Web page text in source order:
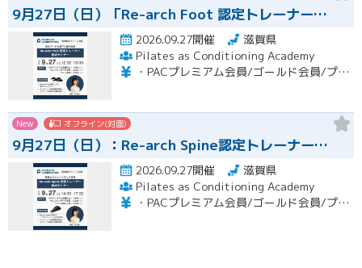
9月27日（日）「Re-arch Foot 認定トレーナー…
2026.09.27開催
滋賀県
Pilates as Conditioning Academy
・PACプレミアム会員/ゴールド会員/プラチナ会員：9,900円（税込） ・PACスタンダード会員：13,200円（税込） ・フリー会員：16,500円（税込）
New オフライン(対面)
9月27日（日）：Re-arch Spine認定トレーナー…
2026.09.27開催
滋賀県
Pilates as Conditioning Academy
・PACプレミアム会員/ゴールド会員/プラチナ会員：9,900円（税込） ・PACスタンダード会員：13,200円（税込） ・フリー会員：16,500円（税込）